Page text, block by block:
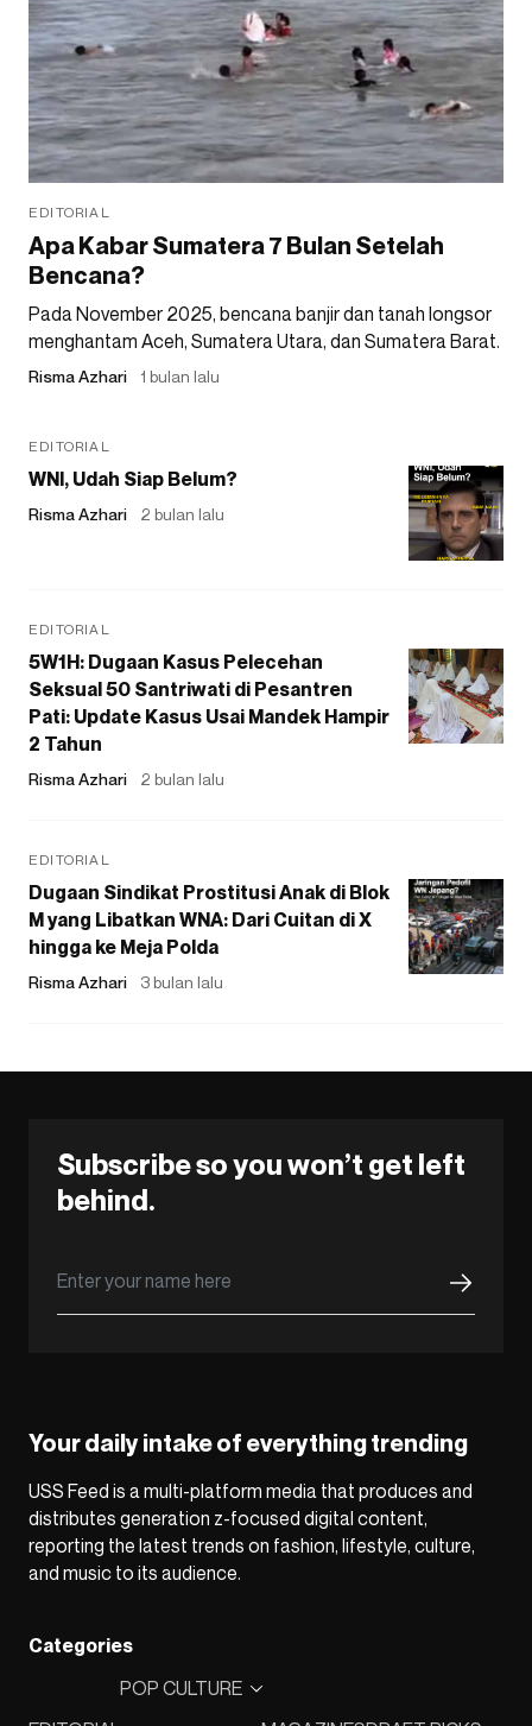
EDITORIAL
Apa Kabar Sumatera 7 Bulan Setelah
Bencana?
Pada November 2025, bencana banjir dan tanah longsor
menghantam Aceh, Sumatera Utara, dan Sumatera Barat.
Risma Azhari 1 bulan lalu
EDITORIAL
WNI, Udah Siap Belum?
Risma Azhari 2 bulan lalu
EDITORIAL
5W1H: Dugaan Kasus Pelecehan
Seksual 50 Santriwati di Pesantren
Pati: Update Kasus Usai Mandek Hampir
2 Tahun
Risma Azhari 2 bulan lalu
EDITORIAL
Dugaan Sindikat Prostitusi Anak di Blok
M yang Libatkan WNA: Dari Cuitan di X
hingga ke Meja Polda
Risma Azhari 3 bulan lalu
Subscribe so you won’t get left
behind.
Your daily intake of everything trending
USS Feed is a multi-platform media that produces and
distributes generation z-focused digital content,
reporting the latest trends on fashion, lifestyle, culture,
and music to its audience.
Categories
POP CULTURE